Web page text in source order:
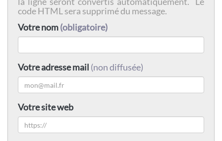
code HTML sera supprimé du message.
Votre nom(obligatoire)
Votre adresse mail (non diffusée)
Votre site web